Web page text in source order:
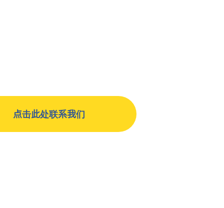
点击此处联系我们